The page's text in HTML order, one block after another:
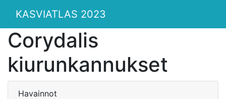
KASVIATLAS 2023
Corydalis
kiurunkannukset
Havainnot